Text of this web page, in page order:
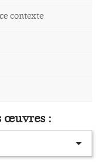
contexte
œuvres :
